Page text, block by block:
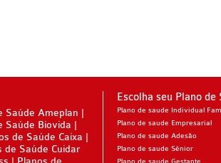
Saúde Ameplan
Saúde Biovida
de Saúde Caixa
de Saúde Cuidar
Escolha seu Plano de
Plano de saude Individual
Plano de saude Empresarial
Plano de saude Adesão
Plano de saude Sênior